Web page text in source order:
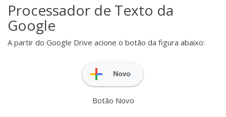
Processador de Texto da
Google
A partir do Google Drive acione o botão da figura abaixo:
Botão Novo